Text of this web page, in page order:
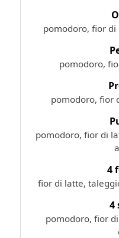
pomodoro, fior
pomodoro,
pomodoro, fior
pomodoro, fior di
4
fior di latte,
4
pomodoro, fior